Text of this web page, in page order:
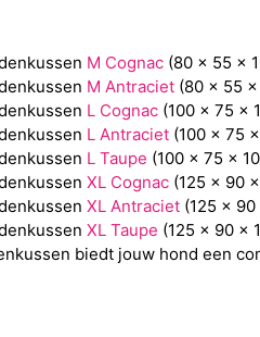
M Cognac (80 x 55 x
M Antraciet (80 x 55 x
L Cognac (100 x 75 x
L Antraciet (100 x 75
L Taupe (100 x 75 x
XL Cognac (125 x 90
XL Antraciet (125 x 90
XL Taupe (125 x 90 x
biedt jouw hond een